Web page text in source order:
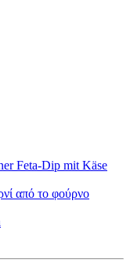
Feta-Dip mit Käse
από το φούρνο